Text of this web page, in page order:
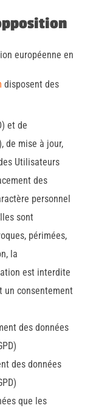
européenne en
disposent des
et de
de mise à jour,
Utilisateurs
des
personnel
sont
périmées,
la
est interdite
un consentement
des données
des données
que les